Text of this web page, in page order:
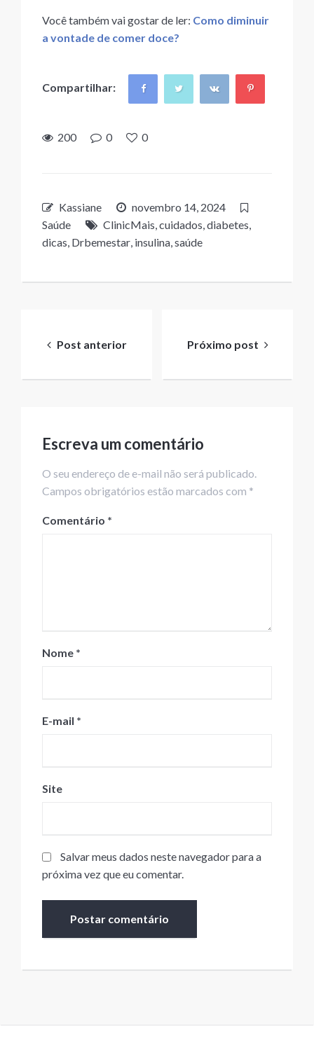
Você também vai gostar de ler: Como diminuir
a vontade de comer doce?
Compartilhar:
200 0 0
Kassiane
novembro 14, 2024
Saúde
ClinicMais,cuidados,diabetes,
dicas, Drbemestar, insulina,saúde
Post
Post anterior Próximo post
Escreva um comentário
O seu endereço de e-mail não será publicado.
Campos obrigatórios estão marcados com *
Comentário *
Nome *
E-mail *
Site
Salvar meus dados neste navegador para a
próxima vez que eu comentar.